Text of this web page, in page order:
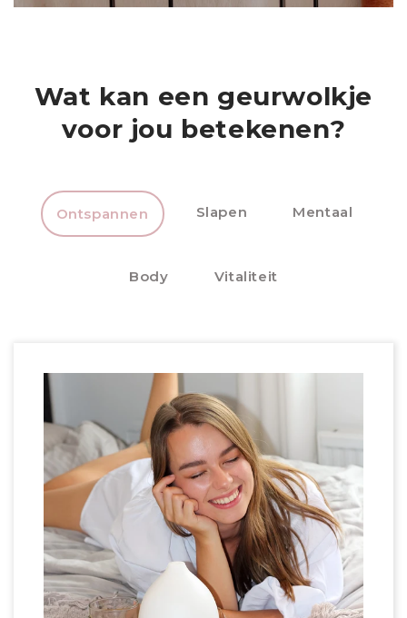
Wat kan een geurwolkje
voor jou betekenen?
Ontspannen Slapen Mentaal
Body Vitaliteit